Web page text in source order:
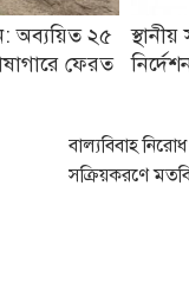
অব্যয়িত ২৫
ফেরত
বাল্যবিবাহ
সক্রিয়করণে